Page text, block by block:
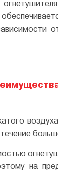
на